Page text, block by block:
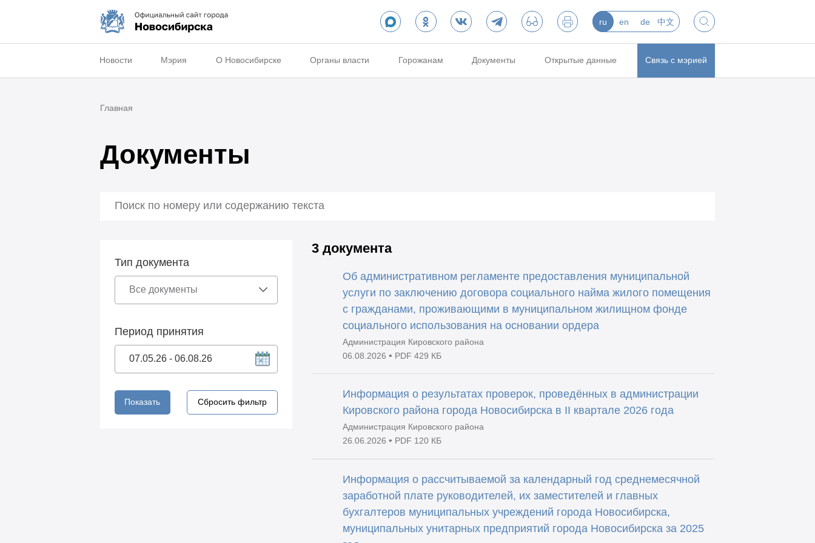
ru en de 中文
Новости Мэрия О Новосибирске Органы власти Горожанам Документы Открытые данные Связь с мэрией
Главная
Документы
Тип документа
Период принятия
Показать Сбросить фильтр
3 документа
Об административном регламенте предоставления муниципальной
услуги по заключению договора социального найма жилого помещения
с гражданами, проживающими в муниципальном жилищном фонде
социального использования на основании ордера
Администрация Кировского района
06.08.2026 • PDF 429 КБ
Информация о результатах проверок, проведённых в администрации
Кировского района города Новосибирска в II квартале 2026 года
Администрация Кировского района
26.06.2026 • PDF 120 КБ
Информация о рассчитываемой за календарный год среднемесячной
заработной плате руководителей, их заместителей и главных
бухгалтеров муниципальных учреждений города Новосибирска,
муниципальных унитарных предприятий города Новосибирска за 2025